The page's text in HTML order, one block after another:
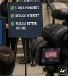
nhiên